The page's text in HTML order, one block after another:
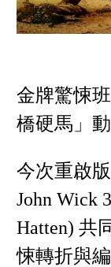
金牌驚悚
橋硬馬」
今次重啟
John Wick
Hatten) 共
悚轉折與